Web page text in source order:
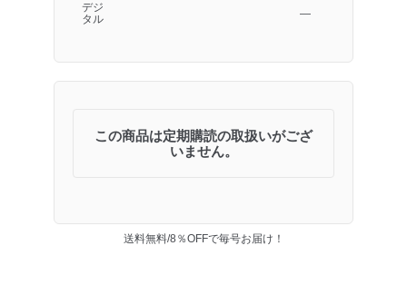
デジ
タル
―
この商品は定期購読の取扱いがござ
いません。
送料無料/8％OFFで毎号お届け！